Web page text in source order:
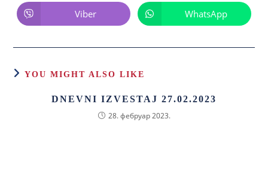
Viber WhatsApp
YOU MIGHT ALSO LIKE
DNEVNI IZVESTAJ 27.02.2023
28. фебруар 2023.